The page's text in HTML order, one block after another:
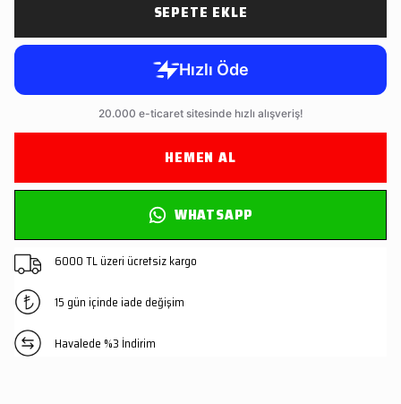
SEPETE EKLE
HEMEN AL
WHATSAPP
6000 TL üzeri ücretsiz kargo
15 gün içinde iade değişim
Havalede %3 İndirim